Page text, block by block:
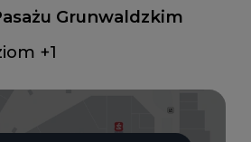
Grunwaldzkim
+1